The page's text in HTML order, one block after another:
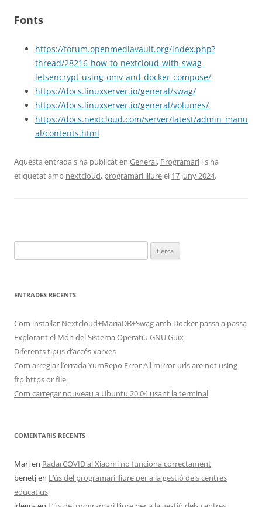
Fonts
https://forum.openmediavault.org/index.php?
thread/28216-how-to-nextcloud-with-swag-
letsencrypt-using-omv-and-docker-compose/
https://docs.linuxserver.io/general/swag/
https://docs.linuxserver.io/general/volumes/
https://docs.nextcloud.com/server/latest/admin_manu
al/contents.html
Aquesta entrada s'ha publicat en General, Programari i s'ha
etiquetat amb nextcloud, programari lliureel 17 juny 2024.
ENTRADES RECENTS
Com instal·lar Nextcloud+MariaDB+Swag amb Docker passa a passa
Explorant el Món del Sistema Operatiu GNU Guix
Diferents tipus d’accés xarxes
Com arreglar l’errada YumRepo Error All mirror urls are not using
ftp https or file
Com carregar nouveau a Ubuntu 20.04 usant la terminal
COMENTARIS RECENTS
Marien RadarCOVID al Xiaomi no funciona correctament
benetjen L’ús del programari lliure per a la gestió dels centres
educatius